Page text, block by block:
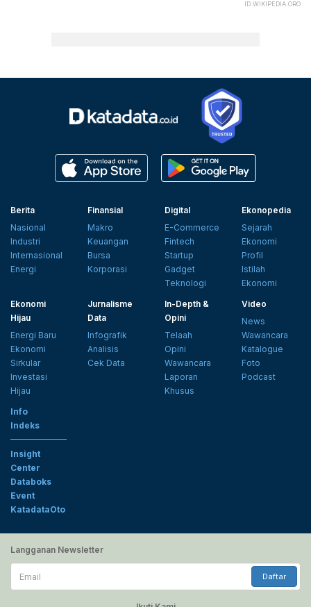
ID.WIKIPEDIA.ORG
Berita
Nasional
Industri
Internasional
Energi
Finansial
Makro
Keuangan
Bursa
Korporasi
Digital
E-Commerce
Fintech
Startup
Gadget
Teknologi
Ekonopedia
Sejarah
Ekonomi
Profil
Istilah
Ekonomi
Ekonomi
Hijau
Energi Baru
Ekonomi
Sirkular
Investasi
Hijau
Jurnalisme
Data
Infografik
Analisis
Cek Data
In-Depth &
Opini
Telaah
Opini
Wawancara
Laporan
Khusus
Video
News
Wawancara
Katalogue
Foto
Podcast
Info
Indeks
Insight
Center
Databoks
Event
KatadataOto
Langganan Newsletter
Email
Daftar